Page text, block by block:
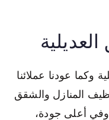
وكما عودنا عملائنا
المنازل والشقق
أعلى جودة،